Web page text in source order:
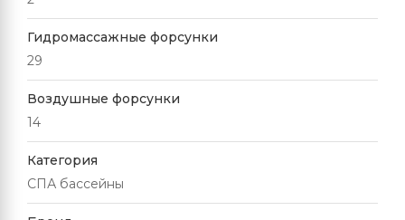
Гидромассажные форсунки
29
Воздушные форсунки
14
Категория
СПА бассейны